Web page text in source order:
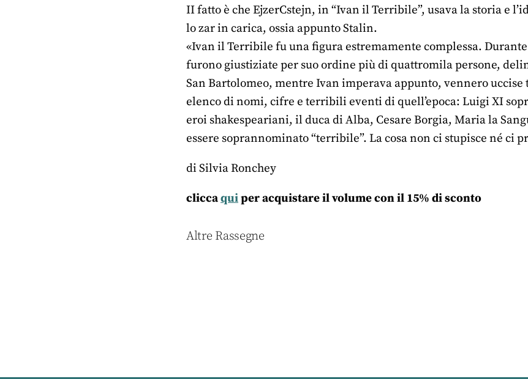
II fatto è che EjzerCstejn, in “Ivan il Terribile”, usava la storia e
lo zar in carica, ossia appunto Stalin.
«Ivan il Terribile fu una figura estremamente complessa.
furono giustiziate per suo ordine più di quattromila persone,
San Bartolomeo, mentre Ivan imperava appunto, vennero
elenco di nomi, cifre e terribili eventi di quell’epoca: Luigi XI
eroi shakespeariani, il duca di Alba, Cesare Borgia, Maria la
essere soprannominato “terribile”. La cosa non ci stupisce né ci
di Silvia Ronchey
cliccaquiper acquistare il volume con il 15% di sconto
Altre Rassegne